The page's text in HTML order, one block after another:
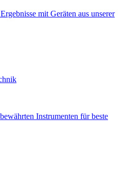
mit Geräten aus unserer
Instrumenten für beste